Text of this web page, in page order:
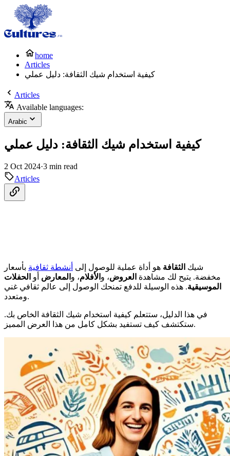
home
Articles
كيفية استخدام شيك الثقافة: دليل عملي
Articles
Available languages:
Arabic
كيفية استخدام شيك الثقافة: دليل عملي
2 Oct 2024·3 min read
Articles
شيك الثقافة هو أداة عملية للوصول إلى أنشطة ثقافية بأسعار
مخفضة. يتيح لك مشاهدة العروض، و الأفلام، و المعارض أو الحفلات
الموسيقية. هذه الوسيلة للدفع تمنحك الوصول إلى عالم ثقافي غني
ومتعدد.
في هذا الدليل، ستتعلم كيفية استخدام شيك الثقافة الخاص بك.
ستكتشف كيف تستفيد بشكل كامل من هذا العرض المميز.